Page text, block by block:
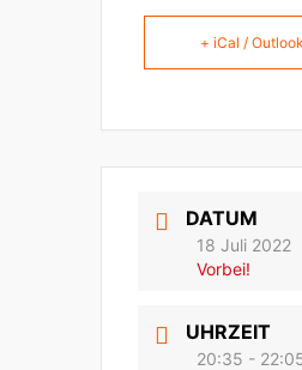
+ iCal /
DATUM
18 Juli 2022
Vorbei!
UHRZEIT
20:35 -